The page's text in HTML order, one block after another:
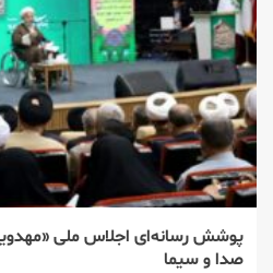
پوشش رسانه‌ای اجلاس ملی
صدا و سیما